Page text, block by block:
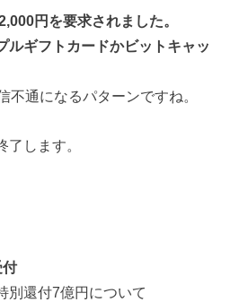
円を要求されました。
ルギフトカードかビットキャッ
不通になるパターンですね。
します。
付
別還付7億円について